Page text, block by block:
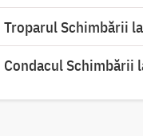
Schimbării
Schimbării